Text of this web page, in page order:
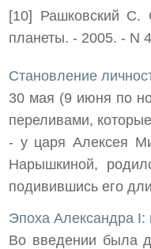
[10] Рашковский С.
планеты. - 2005. - N
Становление
30 мая (9 июня по
переливами,
- у царя Алексея
Нарышкиной,
подивившись его
Эпоха Александра
Во введении была